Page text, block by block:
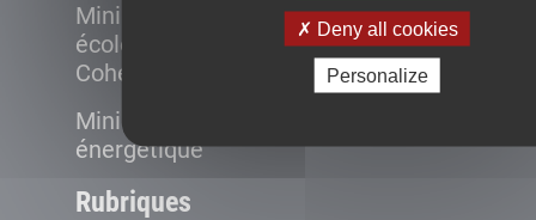
Deny all cookies
Personalize
Ministère de la Transition
écologique et de la
Cohésion des territoires
Ministère de la Transition
énergétique
Rubriques